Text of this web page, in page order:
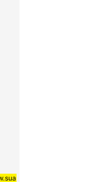
semoga setiap